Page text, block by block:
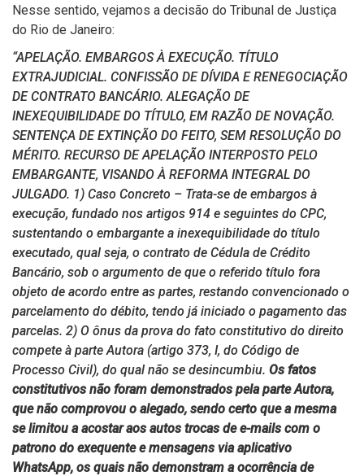
Nesse sentido, vejamos a decisão do Tribunal de Justiça
do Rio de Janeiro:
“APELAÇÃO. EMBARGOS À EXECUÇÃO. TÍTULO
EXTRAJUDICIAL. CONFISSÃO DE DÍVIDA E RENEGOCIAÇÃO
DE CONTRATO BANCÁRIO. ALEGAÇÃO DE
INEXEQUIBILIDADE DO TÍTULO, EM RAZÃO DE NOVAÇÃO.
SENTENÇA DE EXTINÇÃO DO FEITO, SEM RESOLUÇÃO DO
MÉRITO. RECURSO DE APELAÇÃO INTERPOSTO PELO
EMBARGANTE, VISANDO À REFORMA INTEGRAL DO
JULGADO. 1) Caso Concreto – Trata-se de embargos à
execução, fundado nos artigos 914 e seguintes do CPC,
sustentando o embargante a inexequibilidade do título
executado, qual seja, o contrato de Cédula de Crédito
Bancário, sob o argumento de que o referido título fora
objeto de acordo entre as partes, restando convencionado o
parcelamento do débito, tendo já iniciado o pagamento das
parcelas. 2) O ônus da prova do fato constitutivo do direito
compete à parte Autora (artigo 373, I, do Código de
Processo Civil), do qual não se desincumbiu. Os fatos
constitutivos não foram demonstrados pela parte Autora,
que não comprovou o alegado, sendo certo que a mesma
se limitou a acostar aos autos trocas de e-mails com o
patrono do exequente e mensagens via aplicativo
WhatsApp, os quais não demonstram a ocorrência de